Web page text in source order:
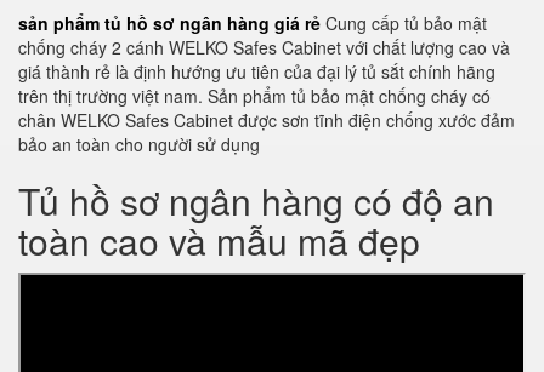
sản phẩm tủ hồ sơ ngân hàng giá rẻ Cung cấp tủ bảo mật
chống cháy 2 cánh WELKO Safes Cabinet với chất lượng cao và
giá thành rẻ là định hướng ưu tiên của đại lý tủ sắt chính hãng
trên thị trường việt nam. Sản phẩm tủ bảo mật chống cháy có
chân WELKO Safes Cabinet được sơn tĩnh điện chống xước đảm
bảo an toàn cho người sử dụng
Tủ hồ sơ ngân hàng có độ an
toàn cao và mẫu mã đẹp